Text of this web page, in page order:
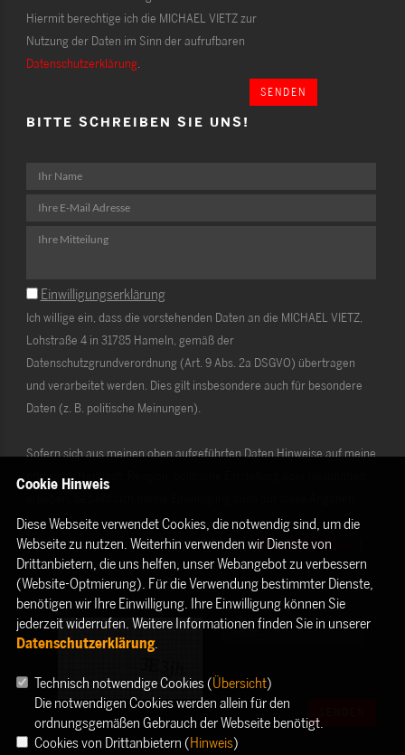
Hiermit berechtige ich die MICHAEL VIETZ zur
Nutzung der Daten im Sinn der aufrufbaren
Datenschutzerklärung.
SENDEN
BITTE SCHREIBEN SIE UNS!
Einwilligungserklärung
Ich willige ein, dass die vorstehenden Daten an die MICHAEL VIETZ,
Lohstraße 4 in 31785 Hameln, gemäß der
Datenschutzgrundverordnung (Art. 9 Abs. 2a DSGVO) übertragen
und verarbeitet werden. Dies gilt insbesondere auch für besondere
Daten (z. B. politische Meinungen).
Sofern sich aus meinen oben aufgeführten Daten Hinweise auf meine
ethnische Herkunft, Religion, politische Einstellung oder Gesundheit
Die Rechte als Betroffener aus der DSGVO ( Datenschutzerklärung
habe ich gelesen und verstanden.
Cookie Hinweis
Diese Webseite verwendet Cookies, die notwendig sind, um die
Webseite zu nutzen. Weiterhin verwenden wir Dienste von
Drittanbietern, die uns helfen, unser Webangebot zu verbessern
(Website-Optmierung). Für die Verwendung bestimmter Dienste,
benötigen wir Ihre Einwilligung. Ihre Einwilligung können Sie
jederzeit widerrufen. Weitere Informationen finden Sie in unserer
Datenschutzerklärung.
Technisch notwendige Cookies (Übersicht)
Die notwendigen Cookies werden allein für den
ordnungsgemäßen Gebrauch der Webseite benötigt.
Cookies von Drittanbietern (Hinweis)